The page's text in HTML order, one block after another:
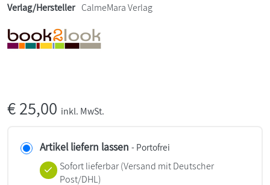
Verlag/Hersteller CalmeMara Verlag
€25,00 inkl. MwSt.
Artikel liefern lassen - Portofrei
Sofort lieferbar(Versand mit Deutscher
Post/DHL)